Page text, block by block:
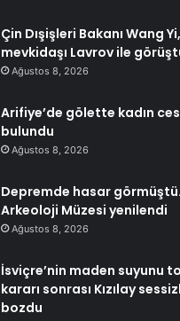
Çin Dışişleri Bakanı Wang
mevkidaşı Lavrov ile
Ağustos 8, 2026
Arifiye’de gölette kadın
bulundu
Ağustos 8, 2026
Depremde hasar
Arkeoloji Müzesi yenilendi
Ağustos 8, 2026
İsviçre’nin maden suyunu
kararı sonrası Kızılay
bozdu